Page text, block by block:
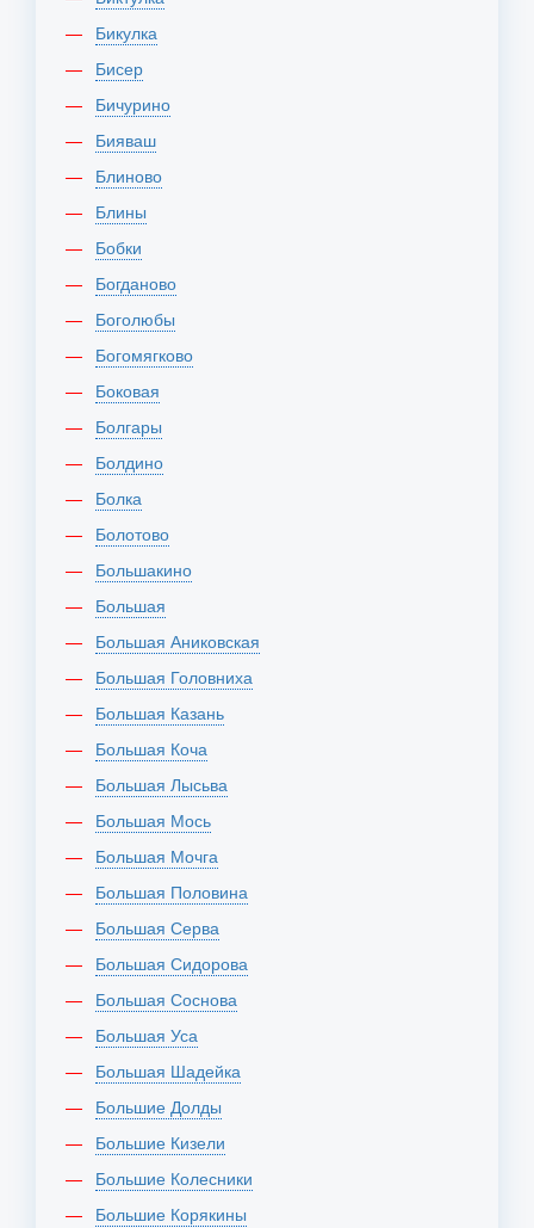
Бикулка
Бисер
Бичурино
Бияваш
Блиново
Блины
Бобки
Богданово
Боголюбы
Богомягково
Боковая
Болгары
Болдино
Болка
Болотово
Большакино
Большая
Большая Аниковская
Большая Головниха
Большая Казань
Большая Коча
Большая Лысьва
Большая Мось
Большая Мочга
Большая Половина
Большая Серва
Большая Сидорова
Большая Соснова
Большая Уса
Большая Шадейка
Большие Долды
Большие Кизели
Большие Колесники
Большие Корякины